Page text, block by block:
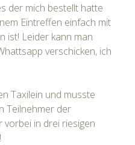
der mich bestellt hatte
Eintreffen einfach mit
ist! Leider kann man
verschicken, ich
Taxilein und musste
Teilnehmer der
in drei riesigen